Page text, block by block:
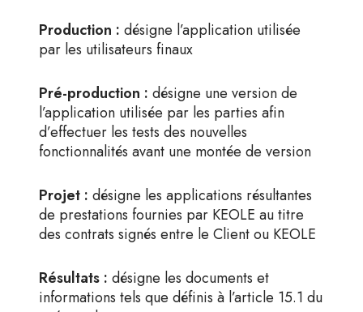
Production : désigne l’application utilisée
par les utilisateurs finaux
Pré-production : désigne une version de
l’application utilisée par les parties afin
d’effectuer les tests des nouvelles
fonctionnalités avant une montée de version
Projet : désigne les applications résultantes
de prestations fournies par KEOLE au titre
des contrats signés entre le Client ou KEOLE
Résultats : désigne les documents et
informations tels que définis à l’article 15.1 du